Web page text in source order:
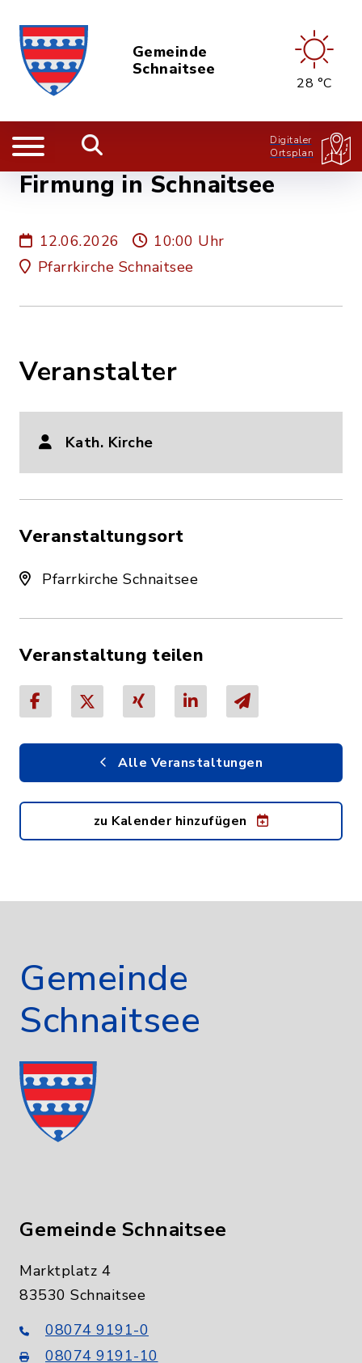
Gemeinde
Schnaitsee
28 °C
Digitaler
Ortsplan
Firmung in Schnaitsee
12.06.2026
10:00 Uhr
Pfarrkirche Schnaitsee
Veranstalter
Kath. Kirche
Veranstaltungsort
Pfarrkirche Schnaitsee
Veranstaltung teilen
Alle Veranstaltungen
zu Kalender hinzufügen
Gemeinde
Schnaitsee
Gemeinde Schnaitsee
Marktplatz 4
83530 Schnaitsee
08074 9191-0
08074 9191-10